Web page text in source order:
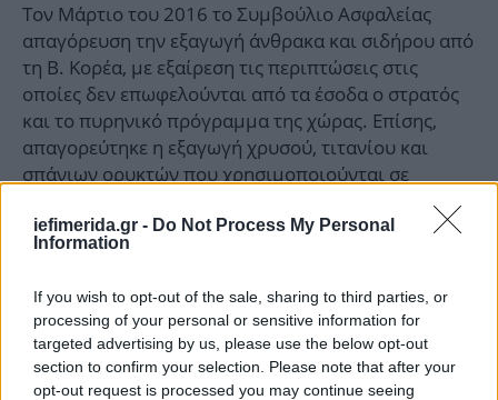
iefimerida.gr - Do Not Process My Personal
Information
If you wish to opt-out of the sale, sharing to third parties, or
processing of your personal or sensitive information for
targeted advertising by us, please use the below opt-out
section to confirm your selection. Please note that after your
opt-out request is processed you may continue seeing
Τον Μάρτιο του 2016 το Συμβούλιο Ασφαλείας
απαγόρευση την εξαγωγή άνθρακα και σιδήρου από
τη Β. Κορέα, με εξαίρεση τις περιπτώσεις στις
οποίες δεν επωφελούνται από τα έσοδα ο στρατός
και το πυρηνικό πρόγραμμα της χώρας. Επίσης,
απαγορεύτηκε η εξαγωγή χρυσού, τιτανίου και
σπάνιων ορυκτών που χρησιμοποιούνται σε
προϊόντα υψηλής τεχνολογίας, ενώ δεν μπορεί να
αγοράσει καύσιμα αεροσκαφών-
συμπεριλαμβανομένου για πυραύλους- με εξαίρεση